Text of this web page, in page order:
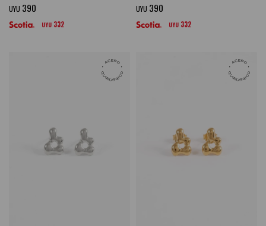
UYU 390
UYU 332
UYU 390
UYU 332